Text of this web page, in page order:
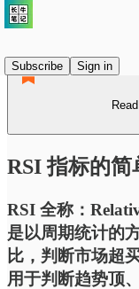
Subscribe
Sign in
RSI 指标的
RSI 全称：
是以周期统计的
比，判断市场超
用于判断趋势顶